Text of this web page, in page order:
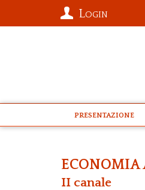
Login
presentazione
ECONOMIA
II canale